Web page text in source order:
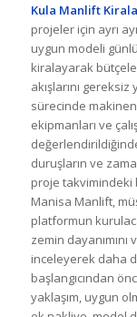
Kula Manlift
projeler için ayrı
uygun modeli
kiralayarak
akışlarını
sürecinde
ekipmanları ve
duruşların ve
proje
Manisa Manlift,
platformun
zemin
inceleyerek daha
başlangıcından
yaklaşım, uygun